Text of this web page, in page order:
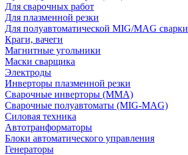
Для сварочных работ
Для плазменной резки
Для полуавтоматической MIG/MAG сварки
Краги, вачеги
Магнитные угольники
Маски сварщика
Электроды
Инверторы плазменной резки
Сварочные инверторы (MMA)
Сварочные полуавтоматы (MIG-MAG)
Силовая техника
Автотранформаторы
Блоки автоматического управления
Генераторы